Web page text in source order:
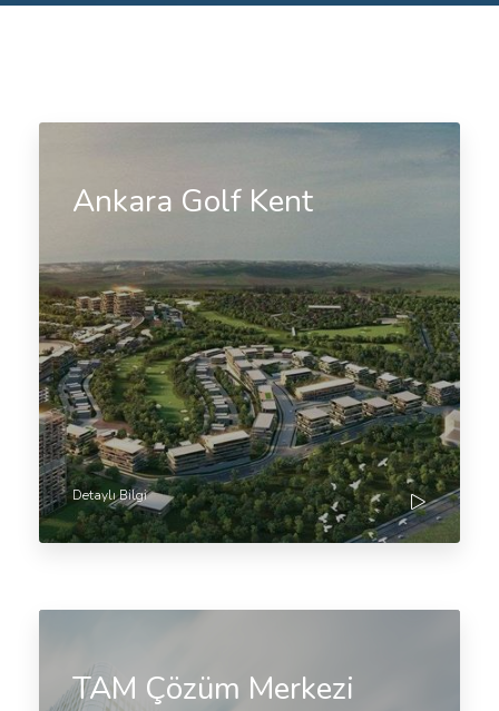
Ankara Golf Kent
Detaylı Bilgi
TAM Çözüm Merkezi